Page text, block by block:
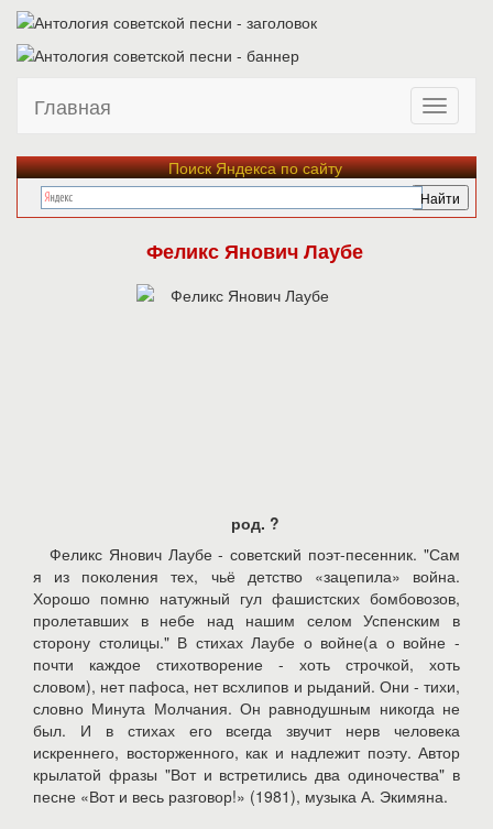
Главная
Поиск Яндекса по сайту
Феликс Янович Лаубе
род. ?
Феликс Янович Лаубе - советский поэт-песенник. "Сам
я из поколения тех, чьё детство «зацепила» война.
Хорошо помню натужный гул фашистских бомбовозов,
пролетавших в небе над нашим селом Успенским в
сторону столицы." В стихах Лаубе о войне(а о войне -
почти каждое стихотворение - хоть строчкой, хоть
словом), нет пафоса, нет всхлипов и рыданий. Они - тихи,
словно Минута Молчания. Он равнодушным никогда не
был. И в стихах его всегда звучит нерв человека
искреннего, восторженного, как и надлежит поэту. Автор
крылатой фразы "Вот и встретились два одиночества" в
песне «Вот и весь разговор!» (1981), музыка А. Экимяна.